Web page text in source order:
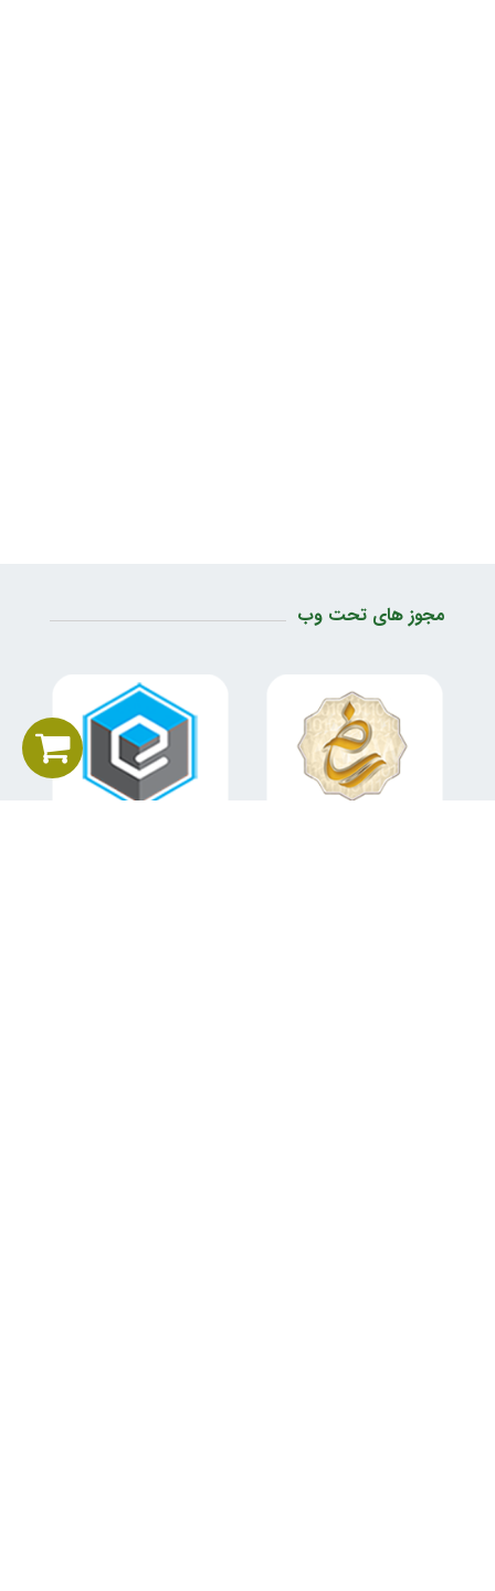
مجوز های تحت وب